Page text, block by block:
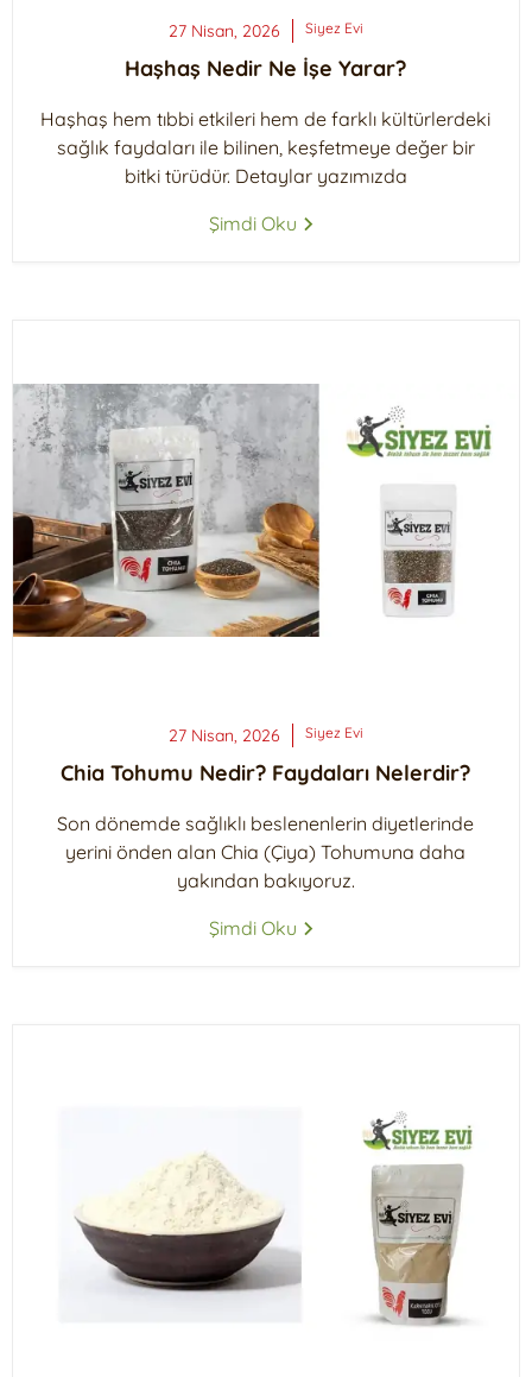
27 Nisan, 2026 Siyez Evi
Haşhaş Nedir Ne İşe Yarar?
Haşhaş hem tıbbi etkileri hem de farklı kültürlerdeki
sağlık faydaları ile bilinen, keşfetmeye değer bir
bitki türüdür. Detaylar yazımızda
Şimdi Oku
27 Nisan, 2026 Siyez Evi
Chia Tohumu Nedir? Faydaları Nelerdir?
Son dönemde sağlıklı beslenenlerin diyetlerinde
yerini önden alan Chia (Çiya) Tohumuna daha
yakından bakıyoruz.
Şimdi Oku